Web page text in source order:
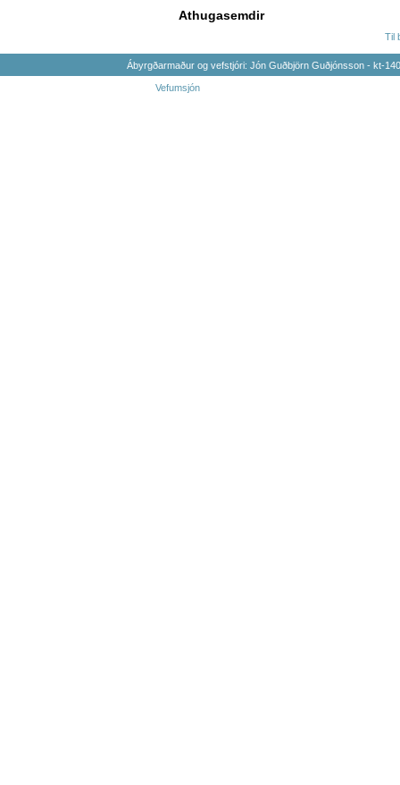
Athugasemdir
Til
Ábyrgðarmaður og vefstjóri: Jón Guðbjörn Guðjónsson - kt-
Vefumsjón